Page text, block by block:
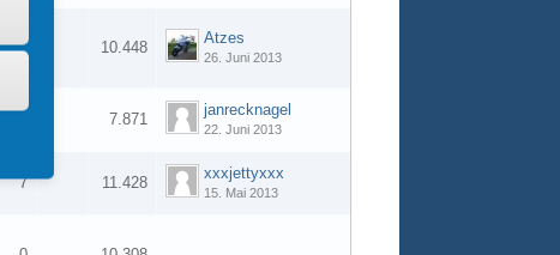
16 10.448
Atzes
26. Juni 2013
7.871
janrecknagel
22. Juni 2013
7 11.428
xxxjettyxxx
15. Mai 2013